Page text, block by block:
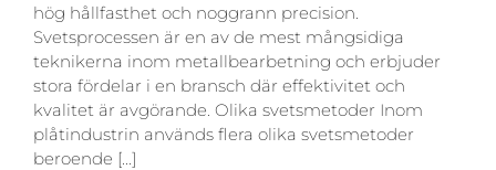
hög hållfasthet och noggrann precision.
Svetsprocessen är en av de mest mångsidiga
teknikerna inom metallbearbetning och erbjuder
stora fördelar i en bransch där effektivitet och
kvalitet är avgörande. Olika svetsmetoder Inom
plåtindustrin används flera olika svetsmetoder
beroende [...]